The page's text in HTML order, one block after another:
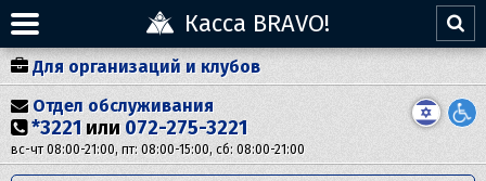
Касса BRAVO!
Для организаций и клубов
Отдел обслуживания
*3221 или 072-275-3221
вс-чт 08:00-21:00, пт: 08:00-15:00, сб: 08:00-21:00